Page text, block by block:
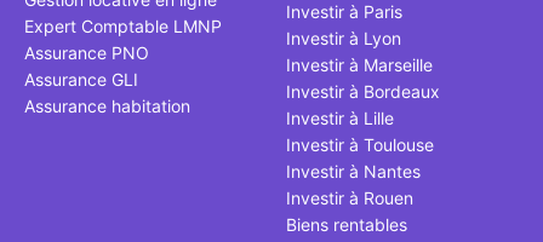
Expert Comptable LMNP
Assurance PNO
Assurance GLI
Assurance habitation
Investir à Paris
Investir à Lyon
Investir à Marseille
Investir à Bordeaux
Investir à Lille
Investir à Toulouse
Investir à Nantes
Investir à Rouen
Biens rentables